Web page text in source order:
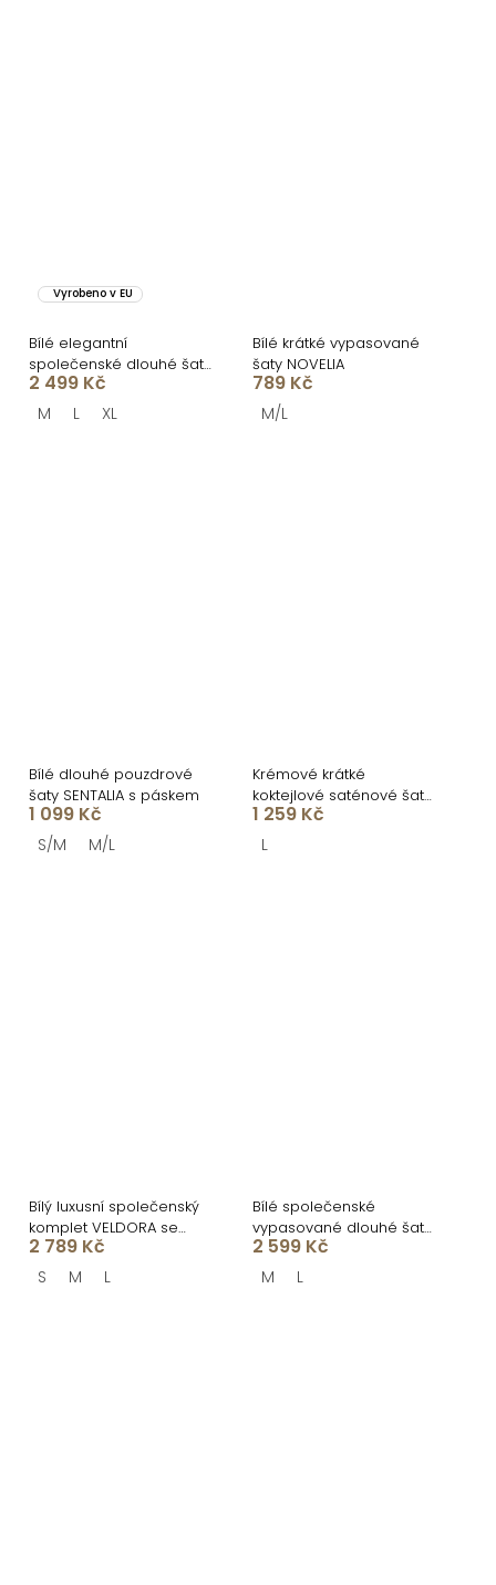
Vyrobeno v EU
Bílé elegantní
společenské dlouhé šaty
CORALYA
2 499 Kč
M L XL
Bílé krátké vypasované
šaty NOVELIA
789 Kč
M/L
Bílé dlouhé pouzdrové
šaty SENTALIA s páskem
1 099 Kč
S/M M/L
Krémové krátké
koktejlové saténové šaty
AMESTIA
1 259 Kč
L
Bílý luxusní společenský
komplet VELDORA se
sukní
2 789 Kč
S M L
Bílé společenské
vypasované dlouhé šaty
BELSANTE s rozparkem
2 599 Kč
M L